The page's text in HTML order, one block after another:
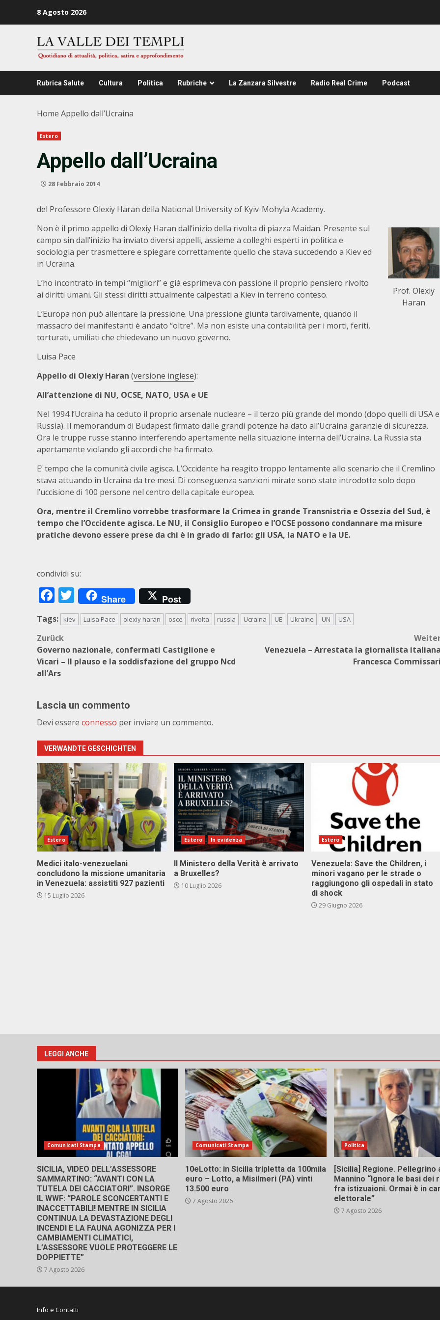
8 Agosto 2026
Rubrica Salute Cultura Politica Rubriche La Zanzara Silvestre Radio Real Crime Podcast
Home Appello dall’Ucraina
Estero
Appello dall’Ucraina
28 Febbraio 2014
del Professore Olexiy Haran della National University of Kyiv-Mohyla Academy.
Prof. Olexiy
Haran
Non è il primo appello di Olexiy Haran dall’inizio della rivolta di piazza Maidan. Presente sul
campo sin dall’inizio ha inviato diversi appelli, assieme a colleghi esperti in politica e
sociologia per trasmettere e spiegare correttamente quello che stava succedendo a Kiev ed
in Ucraina.
L’ho incontrato in tempi “migliori” e già esprimeva con passione il proprio pensiero rivolto
ai diritti umani. Gli stessi diritti attualmente calpestati a Kiev in terreno conteso.
L’Europa non può allentare la pressione. Una pressione giunta tardivamente, quando il
massacro dei manifestanti è andato “oltre”. Ma non esiste una contabilità per i morti, feriti,
torturati, umiliati che chiedevano un nuovo governo.
Luisa Pace
Appello di Olexiy Haran (versione inglese):
All’attenzione di NU, OCSE, NATO, USA e UE
Nel 1994 l’Ucraina ha ceduto il proprio arsenale nucleare – il terzo più grande del mondo (dopo quelli di USA e
Russia). Il memorandum di Budapest firmato dalle grandi potenze ha dato all’Ucraina garanzie di sicurezza.
Ora le truppe russe stanno interferendo apertamente nella situazione interna dell’Ucraina. La Russia sta
apertamente violando gli accordi che ha firmato.
E’ tempo che la comunità civile agisca. L’Occidente ha reagito troppo lentamente allo scenario che il Cremlino
stava attuando in Ucraina da tre mesi. Di conseguenza sanzioni mirate sono state introdotte solo dopo
l’uccisione di 100 persone nel centro della capitale europea.
Ora, mentre il Cremlino vorrebbe trasformare la Crimea in grande Transnistria e Ossezia del Sud, è
tempo che l’Occidente agisca. Le NU, il Consiglio Europeo e l’OCSE possono condannare ma misure
pratiche devono essere prese da chi è in grado di farlo: gli USA, la NATO e la UE.
condividi su:
Facebook
Twitter
Share Post
Tags: kiev Luisa Pace olexiy haran osce rivolta russia Ucraina UE Ukraine UN USA
Beitragsnavigation
Zurück
Governo nazionale, confermati Castiglione e
Vicari – Il plauso e la soddisfazione del gruppo Ncd
all’Ars
Venezuela – Arrestata la giornalista
Francesca
Lascia un commento
Devi essere connesso per inviare un commento.
VERWANDTE GESCHICHTEN
Estero
Medici italo-venezuelani
concludono la missione umanitaria
in Venezuela: assistiti 927 pazienti
15 Luglio 2026
Estero In evidenza
Il Ministero della Verità è arrivato
a Bruxelles?
10 Luglio 2026
Estero
Venezuela: Save the Children, i
minori vagano per le strade o
raggiungono gli ospedali in stato
di shock
29 Giugno 2026
LEGGI ANCHE
Comunicati Stampa
SICILIA, VIDEO DELL’ASSESSORE
SAMMARTINO: “AVANTI CON LA
TUTELA DEI CACCIATORI”. INSORGE
IL WWF: “PAROLE SCONCERTANTI E
INACCETTABILI! MENTRE IN SICILIA
CONTINUA LA DEVASTAZIONE DEGLI
INCENDI E LA FAUNA AGONIZZA PER I
CAMBIAMENTI CLIMATICI,
L’ASSESSORE VUOLE PROTEGGERE LE
DOPPIETTE”
7 Agosto 2026
Comunicati Stampa
10eLotto: in Sicilia tripletta da 100mila
euro – Lotto, a Misilmeri (PA) vinti
13.500 euro
7 Agosto 2026
Politica
[Sicilia] Regione. Pellegrino
Mannino “Ignora le basi dei
fra istizuaioni. Ormai è in
elettorale”
7 Agosto 2026
Info e Contatti